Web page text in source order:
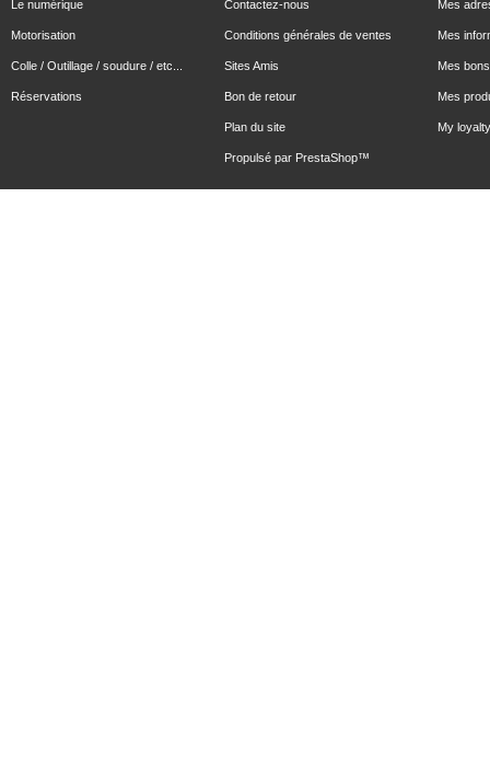
Le numérique
Motorisation
Colle / Outillage / soudure / etc...
Réservations
Contactez-nous
Conditions générales de ventes
Sites Amis
Bon de retour
Plan du site
Propulsé par PrestaShop™
Mes
Mes
Mes
Mes
My